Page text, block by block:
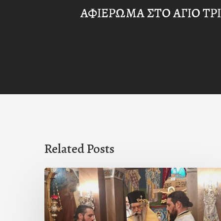
ΑΦΙΕΡΩΜΑ ΣΤΟ ΑΓΙΟ
Related Posts
Ιερά
Παράκληση
στον